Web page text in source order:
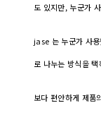
도 있지만, 누군가
jase 는 누군가 사
로 나누는 방식을
보다 편안하게 제품